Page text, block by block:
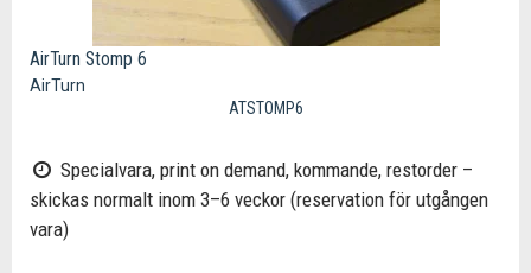
AirTurn Stomp 6
AirTurn
ATSTOMP6
Specialvara, print on demand, kommande, restorder –
skickas normalt inom 3–6 veckor (reservation för utgången
vara)